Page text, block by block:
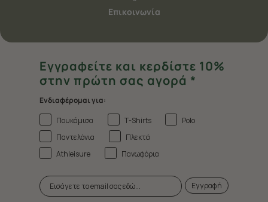
Επικοινωνία
Εγγραφείτε και κερδίστε 10%
στην πρώτη σας αγορά *
Ενδιαφέρομαι για:
Πουκάμισα
T-Shirts
Polo
Παντελόνια
Πλεκτά
Athleisure
Πανωφόρια
Εγγραφή